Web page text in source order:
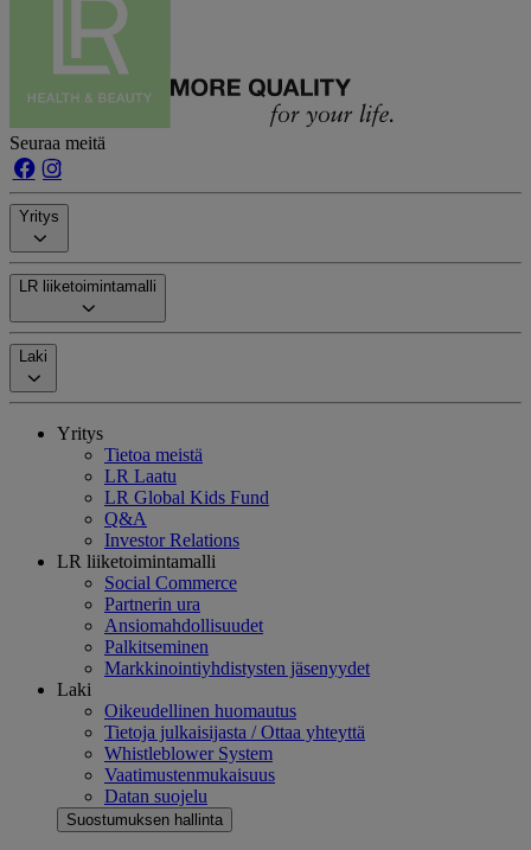
Seuraa meitä
Yritys
LR liiketoimintamalli
Laki
Yritys
Tietoa meistä
LR Laatu
LR Global Kids Fund
Q&A
Investor Relations
LR liiketoimintamalli
Social Commerce
Partnerin ura
Ansiomahdollisuudet
Palkitseminen
Markkinointiyhdistysten jäsenyydet
Laki
Oikeudellinen huomautus
Tietoja julkaisijasta / Ottaa yhteyttä
Whistleblower System
Vaatimustenmukaisuus
Datan suojelu
Suostumuksen hallinta